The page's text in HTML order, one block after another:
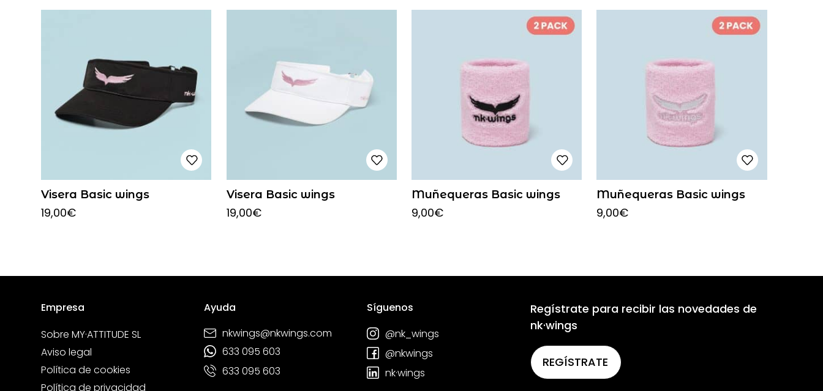
Visera Basic wings
19,00€
Visera Basic wings
19,00€
Muñequeras Basic wings
9,00€
Muñequeras Basic wings
9,00€
Empresa
Sobre MY·ATTITUDE SL
Aviso legal
Política de cookies
Política de privacidad
Ayuda
nkwings@nkwings.com
633 095 603
633 095 603
Síguenos
@nk_wings
@nkwings
nk·wings
Regístrate para recibir las novedades de
nk·wings
REGÍSTRATE